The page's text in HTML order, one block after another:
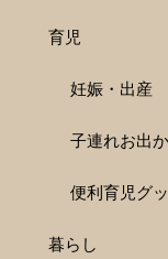
育児
妊娠・出産
子連れお出
便利育児グ
暮らし